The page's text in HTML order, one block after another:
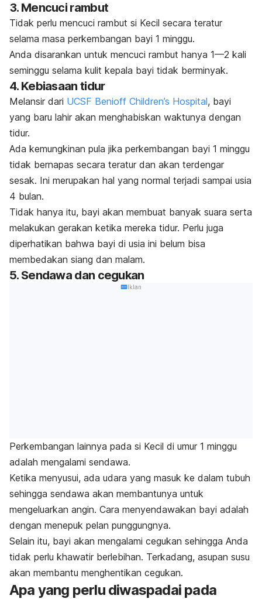
3. Mencuci rambut
Tidak perlu mencuci rambut si Kecil secara teratur
selama masa perkembangan bayi 1 minggu.
Anda disarankan untuk mencuci rambut hanya 1—2 kali
seminggu selama kulit kepala bayi tidak berminyak.
4. Kebiasaan tidur
Melansir dari UCSF Benioff Children’s Hospital, bayi
yang baru lahir akan menghabiskan waktunya dengan
tidur.
Ada kemungkinan pula jika perkembangan bayi 1 minggu
tidak bernapas secara teratur dan akan terdengar
sesak. Ini merupakan hal yang normal terjadi sampai usia
4 bulan.
Tidak hanya itu, bayi akan membuat banyak suara serta
melakukan gerakan ketika mereka tidur. Perlu juga
diperhatikan bahwa bayi di usia ini belum bisa
membedakan siang dan malam.
5. Sendawa dan cegukan
Iklan
Perkembangan lainnya pada si Kecil di umur 1 minggu
adalah mengalami sendawa.
Ketika menyusui, ada udara yang masuk ke dalam tubuh
sehingga sendawa akan membantunya untuk
mengeluarkan angin. Cara menyendawakan bayi adalah
dengan menepuk pelan punggungnya.
Selain itu, bayi akan mengalami cegukan sehingga Anda
tidak perlu khawatir berlebihan. Terkadang, asupan susu
akan membantu menghentikan cegukan.
Apa yang perlu diwaspadai pada